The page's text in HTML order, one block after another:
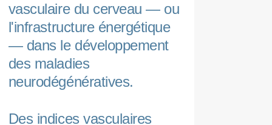
vasculaire du cerveau — ou
l'infrastructure énergétique
— dans le développement
des maladies
neurodégénératives.
Des indices vasculaires